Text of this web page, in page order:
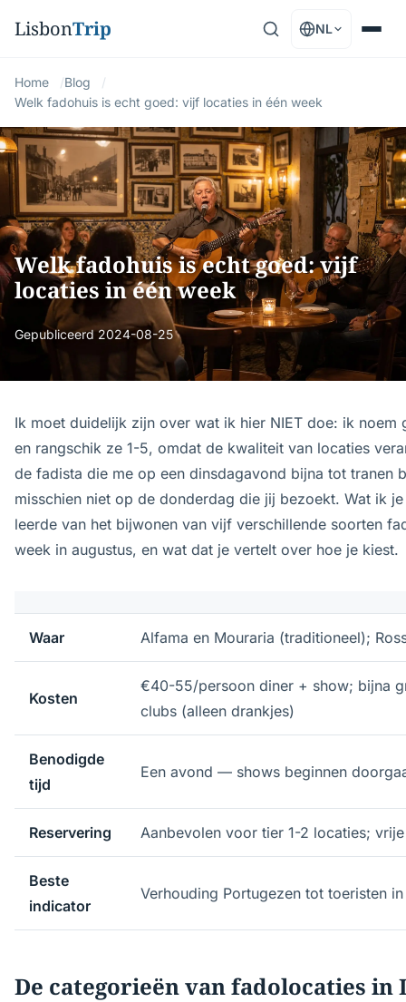
LisbonTrip NL
Home
Blog
Welk fadohuis is echt goed: vijf locaties in één week
Welk fadohuis is echt goed: vijf
locaties in één week
Gepubliceerd2024-08-25
Ik moet duidelijk zijn over wat ik hier NIET doe: ik noem
en rangschik ze 1-5, omdat de kwaliteit van locaties
de fadista die me op een dinsdagavond bijna tot tranen
misschien niet op de donderdag die jij bezoekt. Wat ik
leerde van het bijwonen van vijf verschillende soorten
week in augustus, en wat dat je vertelt over hoe je kiest.
Waar Alfama en Mouraria (traditioneel);
Kosten
€40-55/persoon diner + show; bijna
clubs (alleen drankjes)
Benodigde
tijd
Een avond — shows beginnen
Reservering Aanbevolen voor tier 1-2 locaties;
Beste
indicator
Verhouding Portugezen tot toeristen
De categorieën van fadolocaties in